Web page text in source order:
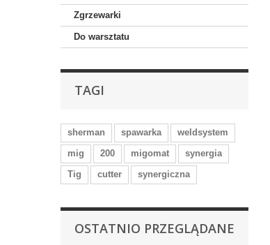
Zgrzewarki
Do warsztatu
TAGI
sherman spawarka
weldsystem
mig
200 migomat
synergia
Tig
cutter synergiczna
OSTATNIO PRZEGLĄDANE